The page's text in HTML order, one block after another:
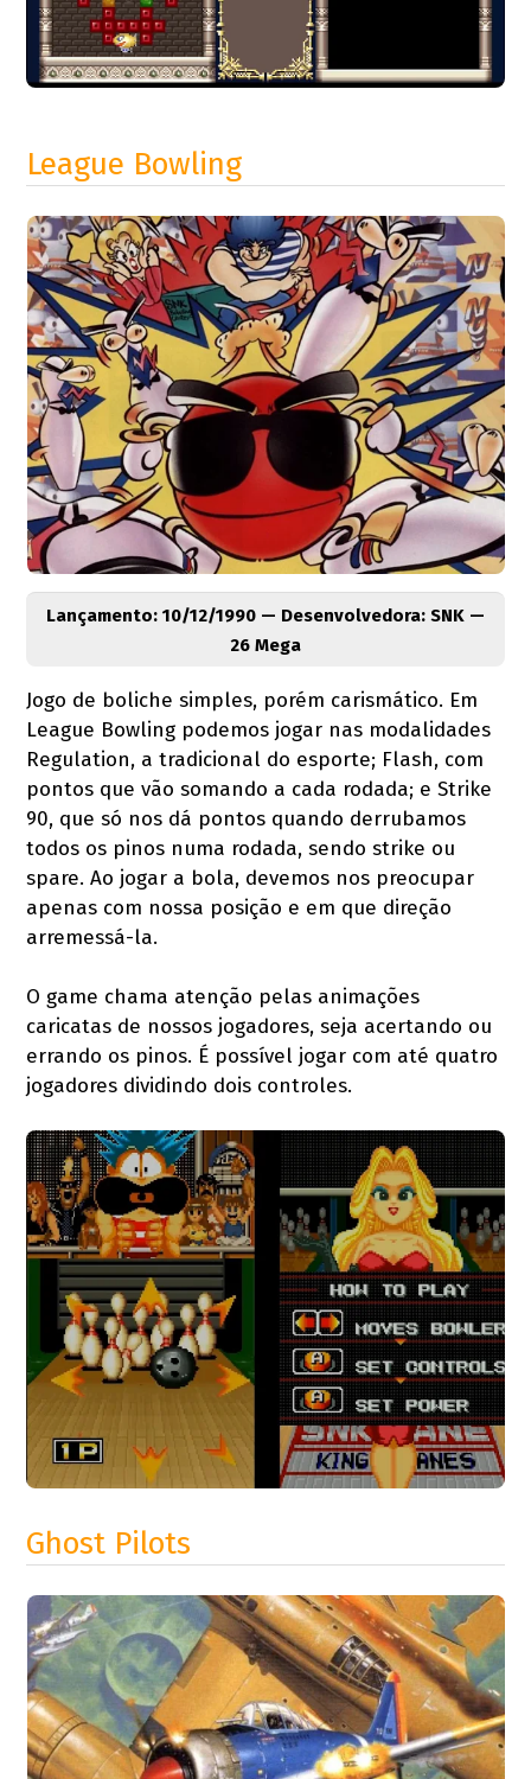
League Bowling
Lançamento: 10/12/1990 — Desenvolvedora: SNK —
26 Mega
Jogo de boliche simples, porém carismático. Em
League Bowling podemos jogar nas modalidades
Regulation, a tradicional do esporte; Flash, com
pontos que vão somando a cada rodada; e Strike
90, que só nos dá pontos quando derrubamos
todos os pinos numa rodada, sendo strike ou
spare. Ao jogar a bola, devemos nos preocupar
apenas com nossa posição e em que direção
arremessá-la.
O game chama atenção pelas animações
caricatas de nossos jogadores, seja acertando ou
errando os pinos. É possível jogar com até quatro
jogadores dividindo dois controles.
Ghost Pilots